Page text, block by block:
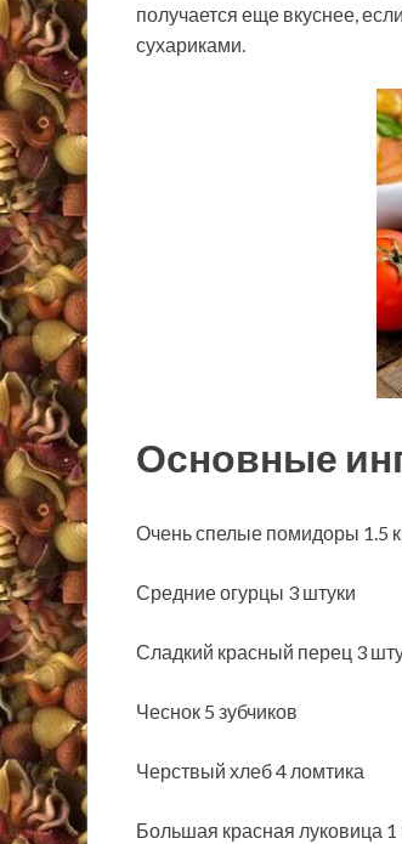
получается еще вкуснее,
сухариками.
Основные
Очень спелые помидоры 1.5
Средние огурцы 3 штуки
Сладкий красный перец 3
Чеснок 5 зубчиков
Черствый хлеб 4 ломтика
Большая красная луковица 1